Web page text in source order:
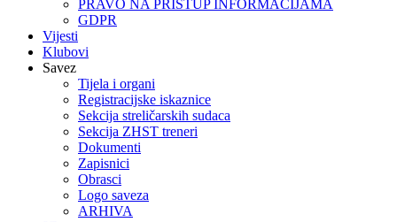
PRAVO NA PRISTUP INFORMACIJAMA
GDPR
Vijesti
Klubovi
Savez
Tijela i organi
Registracijske iskaznice
Sekcija streličarskih sudaca
Sekcija ZHST treneri
Dokumenti
Zapisnici
Obrasci
Logo saveza
ARHIVA